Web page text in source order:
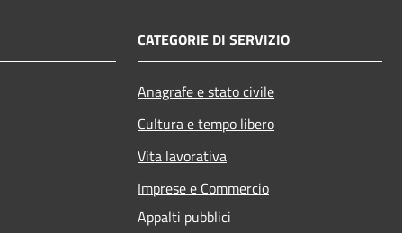
CATEGORIE DI SERVIZIO
Anagrafe e stato civile
Cultura e tempo libero
Vita lavorativa
Imprese e Commercio
Appalti pubblici